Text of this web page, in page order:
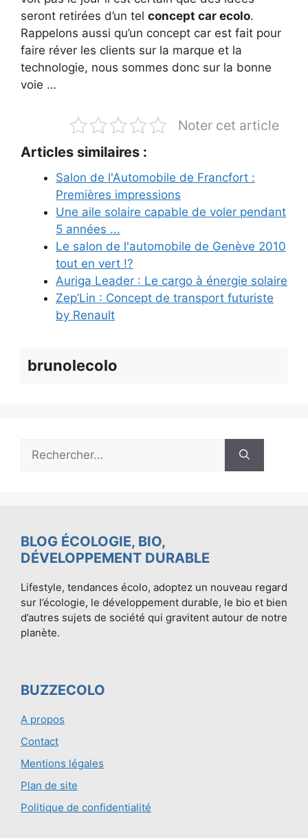
seront retirées d’un tel concept car ecolo.
Rappelons aussi qu’un concept car est fait pour
faire réver les clients sur la marque et la
technologie, nous sommes donc sur la bonne
voie …
Noter cet article
Articles similaires :
Salon de l'Automobile de Francfort :
Premières impressions
Une aile solaire capable de voler pendant
5 années ...
Le salon de l'automobile de Genève 2010
tout en vert !?
Auriga Leader : Le cargo à énergie solaire
Zep’Lin : Concept de transport futuriste
by Renault
brunolecolo
BLOG ÉCOLOGIE, BIO,
DÉVELOPPEMENT DURABLE
Lifestyle, tendances écolo, adoptez un nouveau regard
sur l’écologie, le développement durable, le bio et bien
d’autres sujets de société qui gravitent autour de notre
planète.
BUZZECOLO
A propos
Contact
Mentions légales
Plan de site
Politique de confidentialité